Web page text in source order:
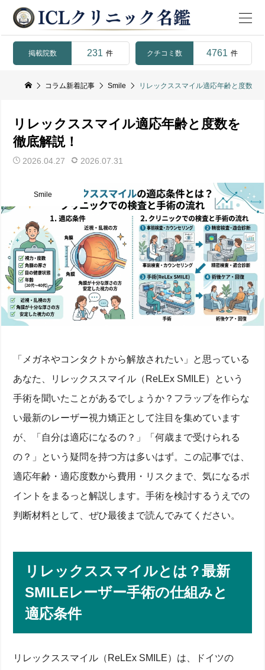
掲載院数 231 件 クチコミ数 4761 件
コラム新着記事 Smile リレックススマイル適応年齢と度数を
リレックススマイル適応年齢と度数を
徹底解説！
2026.04.27 2026.07.31
Smile
「メガネやコンタクトから解放されたい」と思っている
あなた、リレックススマイル（ReLEx SMILE）という
手術を聞いたことがあるでしょうか？フラップを作らな
い最新のレーザー視力矯正として注目を集めています
が、「自分は適応になるの？」「何歳まで受けられる
の？」という疑問を持つ方は多いはず。この記事では、
適応年齢・適応度数から費用・リスクまで、気になるポ
イントをまるっと解説します。手術を検討するうえでの
判断材料として、ぜひ最後まで読んでみてください。
リレックススマイルとは？最新
SMILEレーザー手術の仕組みと
適応条件
リレックススマイル（ReLEx SMILE）は、ドイツの